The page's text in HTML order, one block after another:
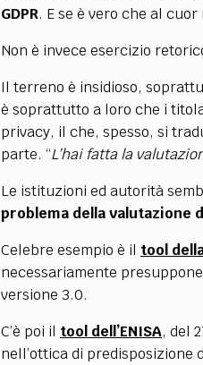
GDPR. E se è vero che al
Non è invece esercizio
Il terreno è insidioso,
è soprattutto a loro che i
privacy, il che, spesso, si
parte. “L’hai fatta la
Le istituzioni ed autorità
problema della valutazione
Celebre esempio è il tool
necessariamente
versione 3.0.
C’è poi il tool dell’ENISA, del
nell’ottica di predisposizione